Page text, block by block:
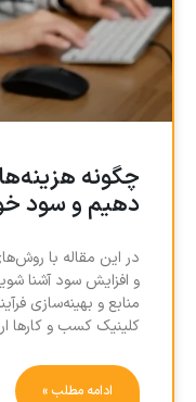
چگونه
دهیم و سود
در این مقاله با
و افزایش سود آشنا
منابع و بهینه‌سازی
کلینیک کسب و کارها
ادامه مطلب »